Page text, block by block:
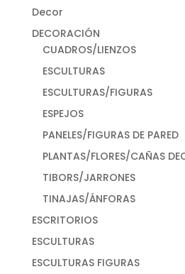
Decor
DECORACIÓN
CUADROS/LIENZOS
ESCULTURAS
ESCULTURAS/FIGURAS
ESPEJOS
PANELES/FIGURAS DE PARED
PLANTAS/FLORES/CAÑAS
TIBORS/JARRONES
TINAJAS/ÁNFORAS
ESCRITORIOS
ESCULTURAS
ESCULTURAS FIGURAS